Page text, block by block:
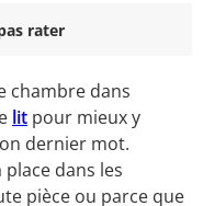
rater
chambre dans
lit pour mieux y
dernier mot.
dans les
pièce ou parce que